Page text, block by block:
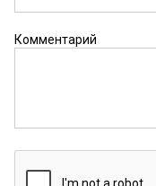
Комментарий